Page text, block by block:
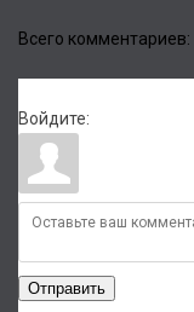
Всего комментариев:
Войдите:
Отправить